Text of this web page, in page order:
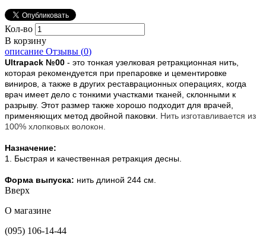
Кол-во
В корзину
описание Отзывы (0)
Ultrapack №00 - это тонкая узелковая ретракционная нить,
которая рекомендуется при препаровке и цементировке
виниров, а также в других реставрационных операциях, когда
врач имеет дело с тонкими участками тканей, склонными к
разрыву. Этот размер также хорошо подходит для врачей,
применяющих метод двойной паковки. Нить изготавливается из
100% хлопковых волокон.
Назначение:
1. Быстрая и качественная ретракция десны.
Форма выпуска: нить длиной 244 см.
Вверх
О магазине
(095) 106-14-44